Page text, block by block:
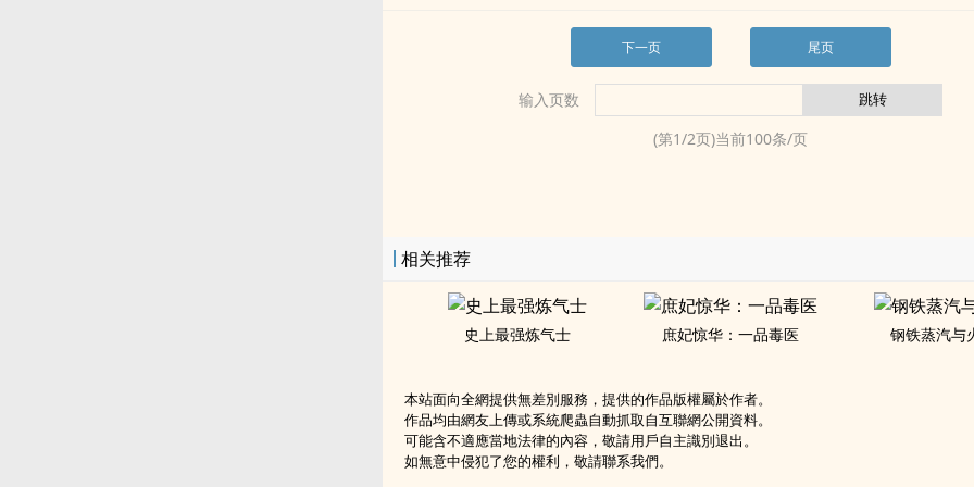
下一页 尾页
输入页数
(第1/2页)当前100条/页
相关推荐
史上最强炼气士 庶妃惊华：一品毒医 钢铁蒸汽与
本站面向全網提供無差別服務，提供的作品版權屬於作者。
作品均由網友上傳或系統爬蟲自動抓取自互聯網公開資料。
可能含不適應當地法律的內容，敬請用戶自主識別退出。
如無意中侵犯了您的權利，敬請聯系我們。